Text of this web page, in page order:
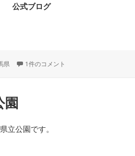
公式ブログ
県 ザ・トレジャーガーデン館林 への
1件のコメント
園
立公園です。